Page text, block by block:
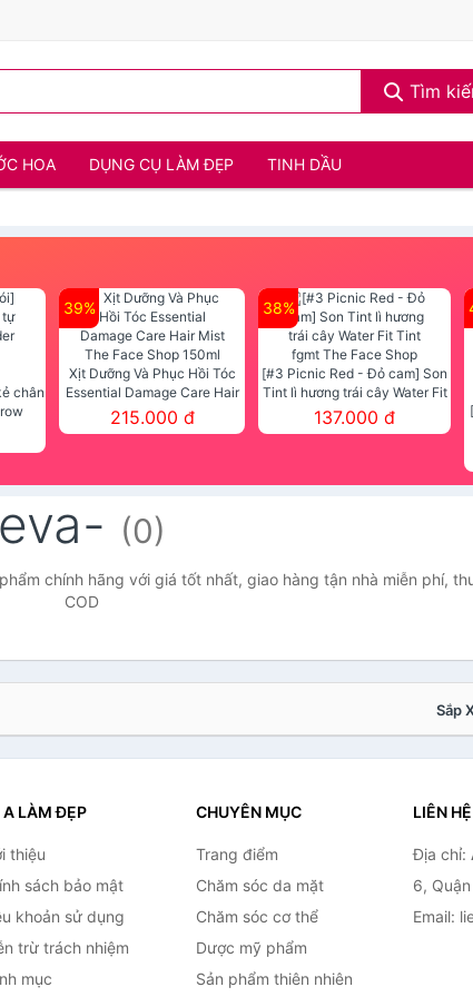
Tìm
HOA DỤNG CỤ LÀM ĐẸP TINH DẦU
chân
39%
Xịt Dưỡng Và Phục Hồi Tóc
Essential Damage Care Hair
Mist The Face Shop 150ml
215.000 đ
38%
[#3 Picnic Red - Đỏ cam] Son
Tint lì hương trái cây Water Fit
Tint fgmt The Face Shop
137.000 đ
eva- (0)
chính hãng với giá tốt nhất, giao hàng tận nhà miễn phí,
COD
Sắp
A LÀM ĐẸP
thiệu
sách bảo mật
khoản sử dụng
trừ trách nhiệm
mục
CHUYÊN MỤC
Trang điểm
Chăm sóc da mặt
Chăm sóc cơ thể
Dược mỹ phẩm
Sản phẩm thiên nhiên
LIÊN HỆ
Địa chỉ:
6,
Email: